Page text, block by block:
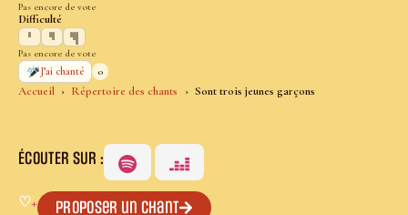
Accueil Répertoire des chants Sont trois jeunes garçons
Pas encore de vote
Difficulté
Pas encore de vote
J’ai chanté
0
ÉCOUTER SUR :
♡+ Proposer un chant